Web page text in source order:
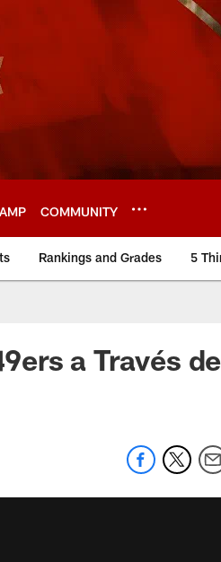
COMMUNITY
Rankings and Grades 5
a Través